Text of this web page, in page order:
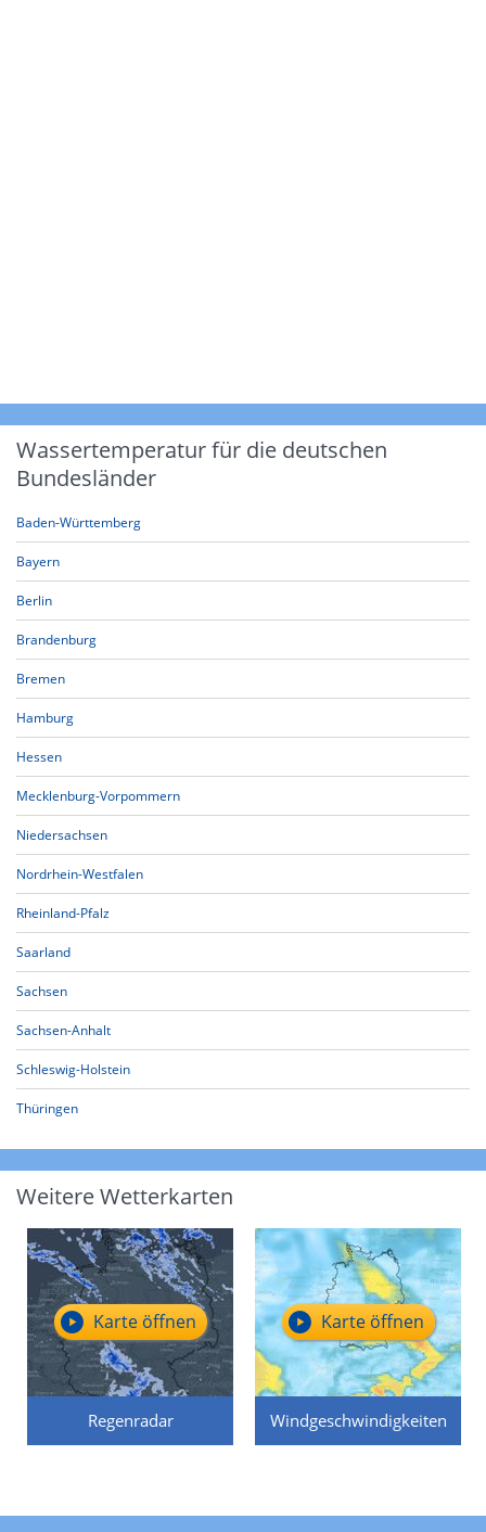
Wassertemperatur für die deutschen
Bundesländer
Baden-Württemberg
Bayern
Berlin
Brandenburg
Bremen
Hamburg
Hessen
Mecklenburg-Vorpommern
Niedersachsen
Nordrhein-Westfalen
Rheinland-Pfalz
Saarland
Sachsen
Sachsen-Anhalt
Schleswig-Holstein
Thüringen
Weitere Wetterkarten
Regenradar
Karte öffnen
Windgeschwindigkeiten
Karte öffnen